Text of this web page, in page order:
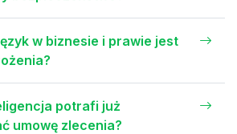
w biznesie i prawie jest
potrafi już
umowę zlecenia?